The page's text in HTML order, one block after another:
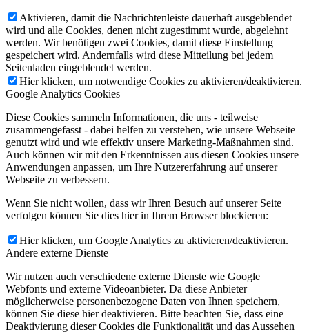
Aktivieren, damit die Nachrichtenleiste dauerhaft ausgeblendet
wird und alle Cookies, denen nicht zugestimmt wurde, abgelehnt
werden. Wir benötigen zwei Cookies, damit diese Einstellung
gespeichert wird. Andernfalls wird diese Mitteilung bei jedem
Seitenladen eingeblendet werden.
Hier klicken, um notwendige Cookies zu aktivieren/deaktivieren.
Google Analytics Cookies
Diese Cookies sammeln Informationen, die uns - teilweise
zusammengefasst - dabei helfen zu verstehen, wie unsere Webseite
genutzt wird und wie effektiv unsere Marketing-Maßnahmen sind.
Auch können wir mit den Erkenntnissen aus diesen Cookies unsere
Anwendungen anpassen, um Ihre Nutzererfahrung auf unserer
Webseite zu verbessern.
Wenn Sie nicht wollen, dass wir Ihren Besuch auf unserer Seite
verfolgen können Sie dies hier in Ihrem Browser blockieren:
Hier klicken, um Google Analytics zu aktivieren/deaktivieren.
Andere externe Dienste
Wir nutzen auch verschiedene externe Dienste wie Google
Webfonts und externe Videoanbieter. Da diese Anbieter
möglicherweise personenbezogene Daten von Ihnen speichern,
können Sie diese hier deaktivieren. Bitte beachten Sie, dass eine
Deaktivierung dieser Cookies die Funktionalität und das Aussehen